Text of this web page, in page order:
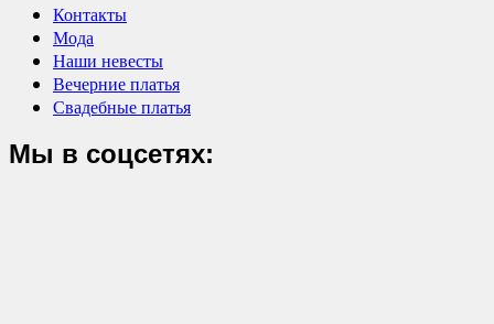
Контакты
Мода
Наши невесты
Вечерние платья
Свадебные платья
Мы в соцсетях: